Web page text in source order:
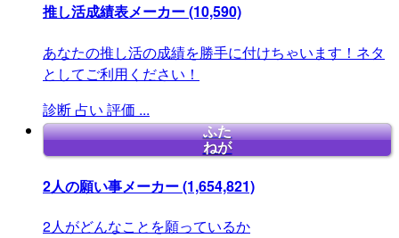
推し活成績表メーカー(10,590)
あなたの推し活の成績を勝手に付けちゃいます！ネタ
としてご利用ください！
診断 占い 評価 ...
ふた
ねが
2人の願い事メーカー(1,654,821)
2人がどんなことを願っているか